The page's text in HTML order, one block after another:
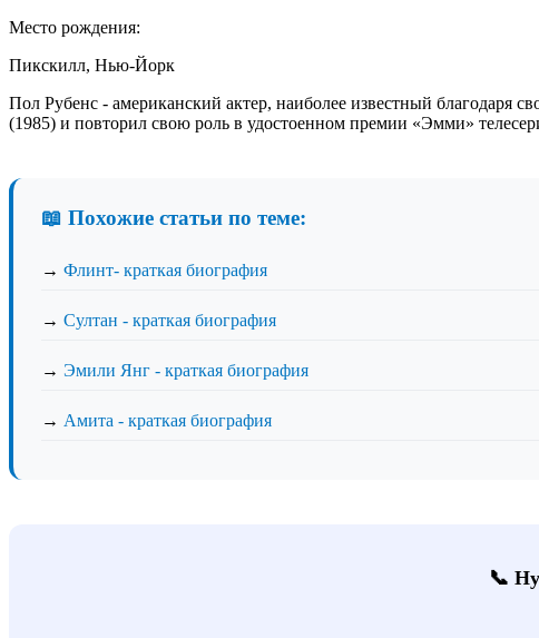
Место рождения:
Пикскилл, Нью-Йорк
Пол Рубенс - американский актер, наиболее известный
(1985) и повторил свою роль в удостоенном премии «Эмми»
📖 Похожие статьи по теме:
→ Флинт- краткая биография
→ Султан - краткая биография
→ Эмили Янг - краткая биография
→ Амита - краткая биография
📞